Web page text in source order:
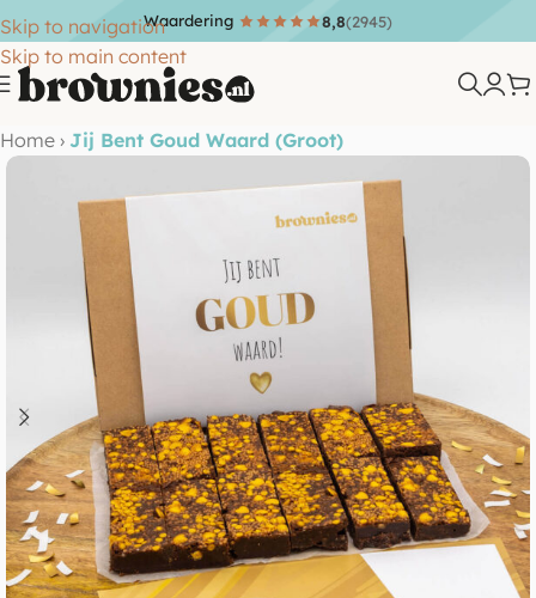
Skip to navigation
Skip to main content
Waardering 8,8(2945)
Home › Jij Bent Goud Waard (Groot)